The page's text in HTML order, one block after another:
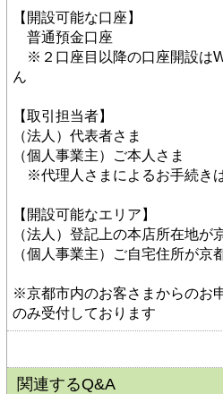
【開設可能な口座】
普通預金口座
※２口座目以降の口座開設は
ん
【取引担当者】
（法人）代表者さま
（個人事業主）ご本人さま
※代理人さまによるお手続き
【開設可能なエリア】
（法人）登記上の本店所在地が
（個人事業主）ご自宅住所が京
※京都市内のお客さまからのお
のみ受付しております
関連するQ&A